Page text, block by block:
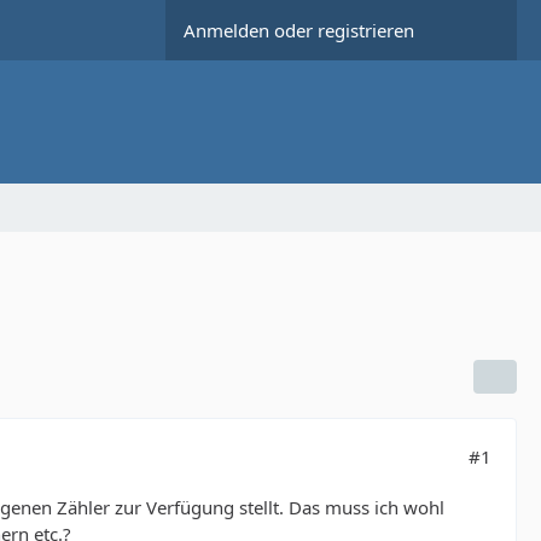
Anmelden oder registrieren
#1
Zähler zur Verfügung stellt. Das muss ich wohl
etc.?